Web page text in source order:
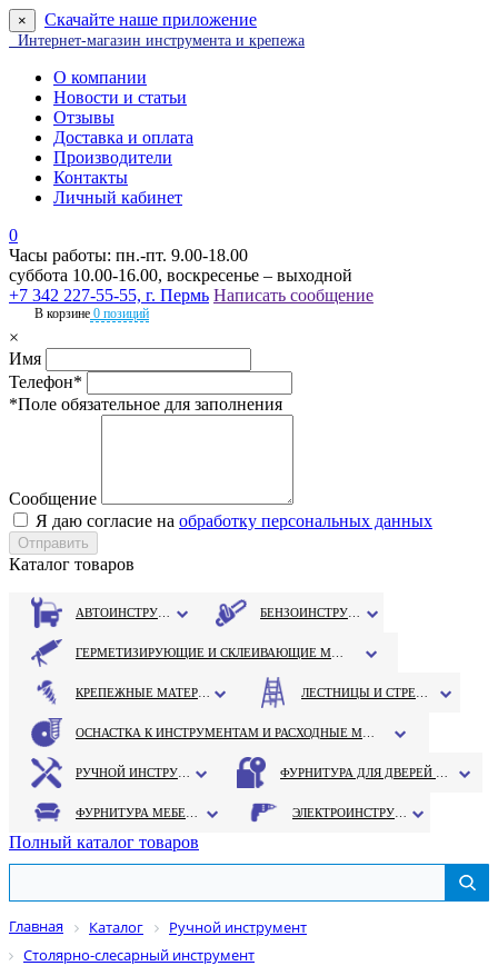
× Скачайте наше приложение
Интернет-магазин инструмента и крепежа
О компании
Новости и статьи
Отзывы
Доставка и оплата
Производители
Контакты
Личный кабинет
0
Часы работы: пн.-пт. 9.00-18.00
суббота 10.00-16.00, воскресенье – выходной
+7 342 227-55-55, г. Пермь Написать сообщение
В корзине 0 позиций
×
Имя
Телефон*
*Поле обязательное для заполнения
Сообщение
Я даю согласие на обработку персональных данных
Каталог товаров
Полный каталог товаров
Главная Каталог
Ручной инструмент
Столярно-слесарный инструмент